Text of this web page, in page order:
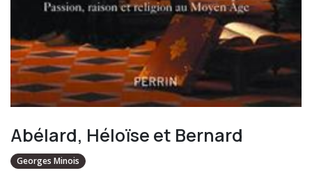
Abélard, Héloïse et Bernard
Georges Minois